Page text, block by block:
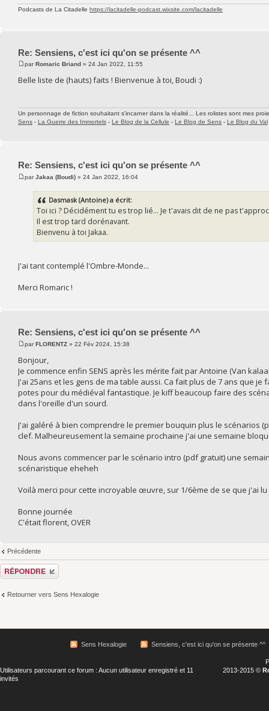
Podcasts de La Citadelle https://lacitadelle-podcast.wixsite.com/lacitadelle
Re: Sensiens, c'est ici qu'on se présente ^^
parRomaric Briand » 24 Jan 2022, 11:55
Belle liste de (hauts) faits ! Bienvenue à toi, Boudi :)
Un personnage de fiction souhaitant s'incarner dans la réalité... Les rolistes sont mes
Sens - La Guerre des Immortels - Le Blog de la Cellule - Le Blog de Sens - Le Blog du Val
Re: Sensiens, c'est ici qu'on se présente ^^
parJakaa (Boudi) » 24 Jan 2022, 16:04
Dasmask (Antoine) a écrit:
Toi ici ? Décidément tu es trop lié... Je t'avais dit de ne pas
Il est trop tard dorénavant.
Bienvenu à toi Jakaa.
J'ai tant contemplé l'Ombre-Monde...
Merci Romaric !
Re: Sensiens, c'est ici qu'on se présente ^^
parFLORENTZ » 22 Fév 2024, 15:38
Bonjour,
Je commence enfin SENS après les mérite fait par Antoine (Van
J'ai 25ans et les gens de ma table aussi. Ca fait plus de 7 ans que
potes pour du médiéval fantastique. Je kiff beaucoup faire des
dans l'oreille d'un sourd.
J'ai galéré à bien comprendre le premier bouquin plus le scénarios
clef. Malheureusement la semaine prochaine j'ai une semaine
Nous avons commencer par le scénario intro (pdf gratuit) une
scénaristique eheheh
Voilà merci pour cette incroyable œuvre, sur 1/6ème de se que j'ai
Bonne journée
C'était florent, OVER
Précédente
Répondre
Retourner vers Sens Hexalogie
Sens Hexalogie Sensiens, c'est ici qu'on se présente ^^
Utilisateurs parcourant ce forum : Aucun utilisateur enregistré et 11
invités
2013-2015 ©